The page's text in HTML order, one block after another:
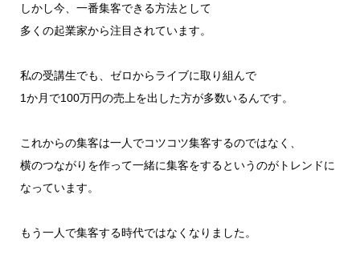
しかし今、一番集客できる方法として
多くの起業家から注目されています。
私の受講生でも、ゼロからライブに取り組んで
1か月で100万円の売上を出した方が多数いるんです。
これからの集客は一人でコツコツ集客するのではなく、
横のつながりを作って一緒に集客をするというのがトレンドに
なっています。
もう一人で集客する時代ではなくなりました。